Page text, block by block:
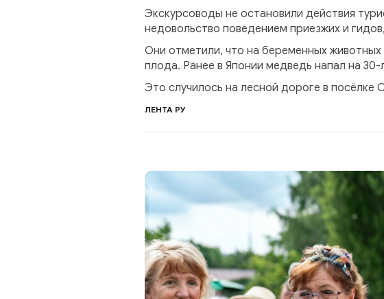
Экскурсоводы не остановили действия
недовольство поведением приезжих и
Они отметили, что на беременных
плода. Ранее в Японии медведь напал на
Это случилось на лесной дороге в посёлке
ЛЕНТА РУ